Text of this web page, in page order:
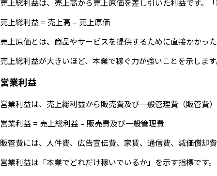
売上総利益 = 売上高 – 売上原価
売上原価とは、商品やサービスを提供するために直接かかっ
売上総利益が大きいほど、本業で稼ぐ力が強いことを示しま
営業利益
営業利益は、売上総利益から販売費及び一般管理費（販管費
営業利益 = 売上総利益 – 販売費及び一般管理費
販管費には、人件費、広告宣伝費、家賃、通信費、減価償却
営業利益は「本業でどれだけ稼いでいるか」を示す指標です